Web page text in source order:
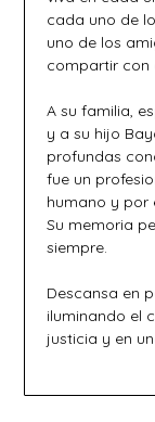
cada uno de
uno de los
compartir con
A su familia,
y a su hijo
profundas
fue un
humano y por
Su memoria
siempre.
Descansa en
iluminando el
justicia y en